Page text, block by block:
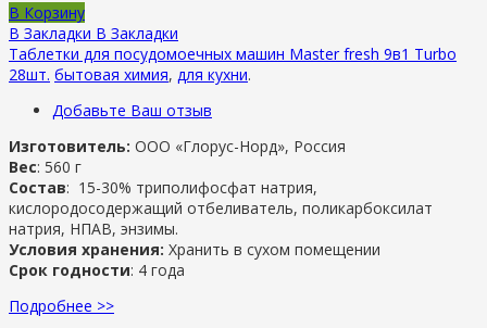
В Корзину
В Закладки В Закладки
Таблетки для посудомоечных машин Master fresh 9в1 Turbo
28шт. бытовая химия, для кухни.
Добавьте Ваш отзыв
Изготовитель: ООО «Глорус-Норд», Россия
Вес: 560 г
Состав: 15-30% триполифосфат натрия,
кислородосодержащий отбеливатель, поликарбоксилат
натрия, НПАВ, энзимы.
Условия хранения: Хранить в сухом помещении
Срок годности: 4 года
Подробнее >>